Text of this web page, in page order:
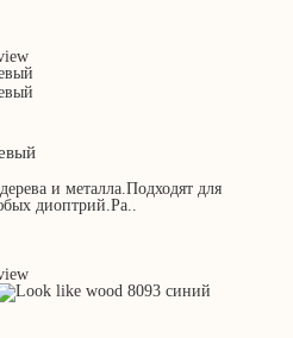
и металла.Подходят для
диоптрий.Ра..